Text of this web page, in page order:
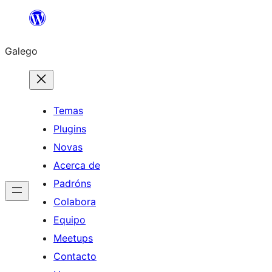
Saltar
contido
Galego
Temas
Plugins
Novas
Acerca de
Padróns
Colabora
Equipo
Meetups
Contacto